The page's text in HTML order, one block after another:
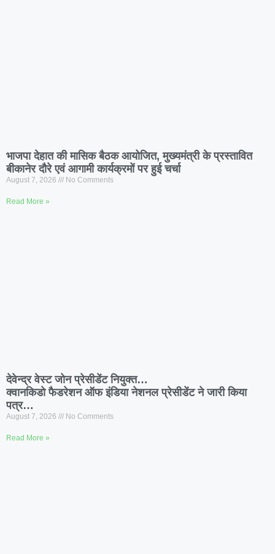
भाजपा देहात की मासिक बैठक आयोजित, मुख्यमंत्री के प्रस्तावित
बीकानेर दौरे एवं आगामी कार्यक्रमों पर हुई चर्चा
August 7, 2026 No Comments
Read More »
देवेन्द्र वेस्ट जोन प्रेसीडेंट नियुक्त…
क्वानकिडो फैडरेशन ऑफ इंडिया नेशनल प्रेसीडेंट ने जारी किया
पत्र…
August 7, 2026 No Comments
Read More »